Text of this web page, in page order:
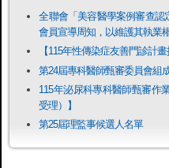
全聯會「​美容醫學案例審查認
會員宣導周知，以維護其執業
【115年性傳染症友善門診計
第24屆專科醫師甄審委員會組
115年泌尿科專科醫師甄審作
受理）】
第25屆理監事候選人名單